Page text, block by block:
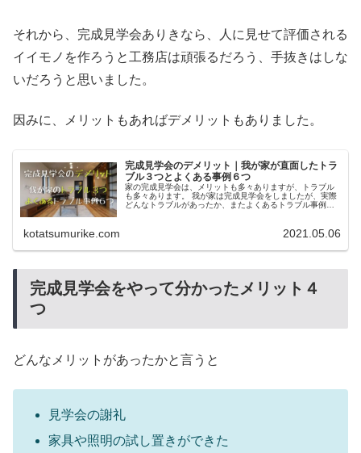
それから、完成見学会ありきなら、人に見せて評価される
イイモノを作ろうと工務店は頑張るだろう、手抜きはしな
いだろうと思いました。
因みに、メリットもあればデメリットもありました。
完成見学会のデメリット｜我が家が直面したトラ
ブル３つとよくある事例６つ
家の完成見学会は、メリットも多々ありますが、トラブル
も多々あります。 我が家は完成見学会をしましたが、実際
どんなトラブルがあったか、またよくあるトラブル事例を
kotatsumurike.com 2021.05.06
完成見学会をやって分かったメリット４
つ
どんなメリットがあったかと言うと
見学会の謝礼
家具や照明の試し置きができた